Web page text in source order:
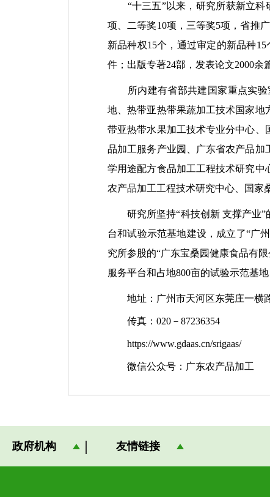
“十三五”以来，研究所获新立科研
项、二等奖10项，三等奖5项，省推
新品种权15个，通过审定的新品种
件；出版专著24部，发表论文2000余
所内建有省部共建国家重点实验
地、热带亚热带果蔬加工技术国家
带亚热带水果加工技术专业分中心
品加工服务产业园、广东省农产品
学用途配方食品加工工程技术研究
农产品加工工程技术研究中心、国家
研究所坚持“科技创新 支撑产业”
台和试验示范基地建设，成立了“广
究所参股的“广东宝桑园健康食品有
服务平台和占地800亩的试验示范基
地址：广州市天河区东莞庄一横
传真：020－87236354
https://www.gdaas.cn/srigaas/
微信公众号：广东农产品加工
政府机构 友情链接